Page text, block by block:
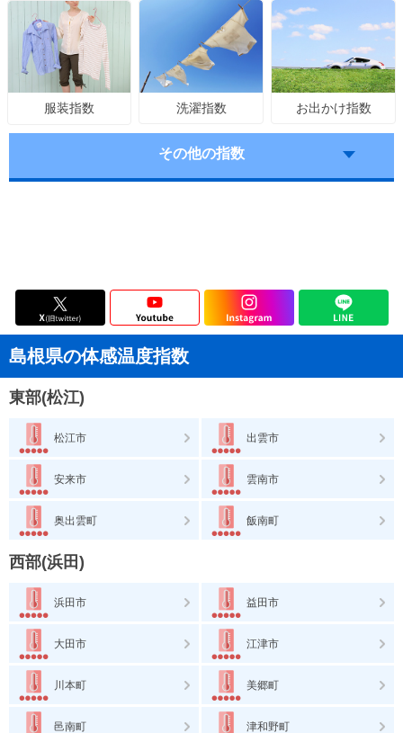
服装指数 洗濯指数 お出かけ指数
その他の指数
島根県の体感温度指数
東部(松江)
松江市 出雲市
安来市 雲南市
奥出雲町 飯南町
西部(浜田)
浜田市 益田市
大田市 江津市
川本町 美郷町
邑南町 津和野町